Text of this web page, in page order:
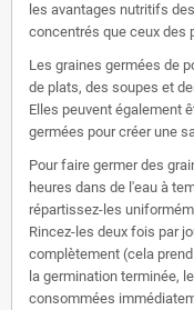
les avantages nutritifs
concentrés que ceux des
Les graines germées de
de plats, des soupes et
Elles peuvent également
germées pour créer une
Pour faire germer des
heures dans de l'eau à
répartissez-les
Rincez-les deux fois par
complètement (cela
la germination terminée,
consommées